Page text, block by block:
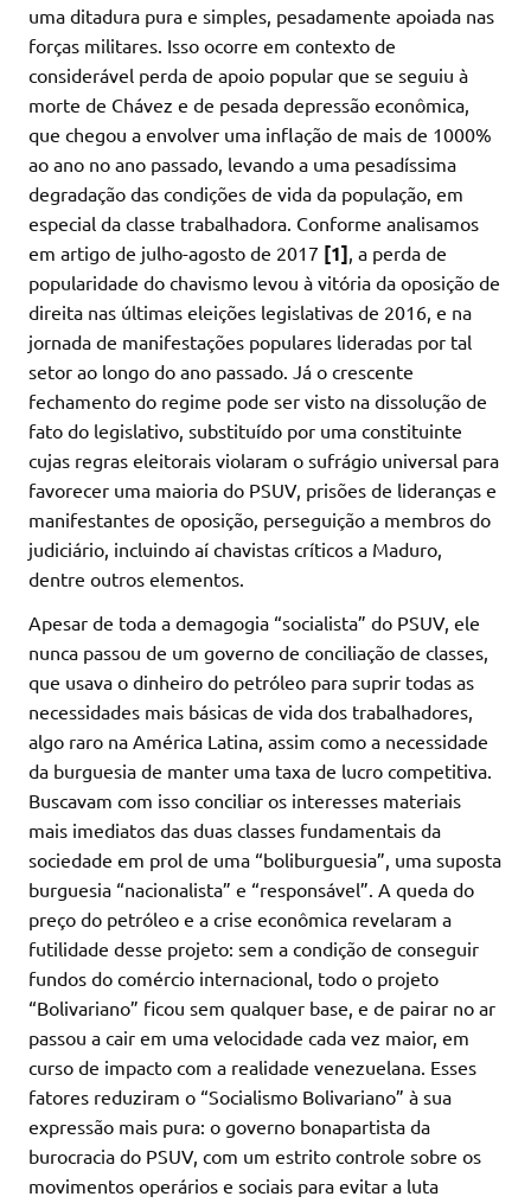
uma ditadura pura e simples, pesadamente apoiada nas
forças militares. Isso ocorre em contexto de
considerável perda de apoio popular que se seguiu à
morte de Chávez e de pesada depressão econômica,
que chegou a envolver uma inflação de mais de 1000%
ao ano no ano passado, levando a uma pesadíssima
degradação das condições de vida da população, em
especial da classe trabalhadora. Conforme analisamos
em artigo de julho-agosto de 2017 [1], a perda de
popularidade do chavismo levou à vitória da oposição de
direita nas últimas eleições legislativas de 2016, e na
jornada de manifestações populares lideradas por tal
setor ao longo do ano passado. Já o crescente
fechamento do regime pode ser visto na dissolução de
fato do legislativo, substituído por uma constituinte
cujas regras eleitorais violaram o sufrágio universal para
favorecer uma maioria do PSUV, prisões de lideranças e
manifestantes de oposição, perseguição a membros do
judiciário, incluindo aí chavistas críticos a Maduro,
dentre outros elementos.
Apesar de toda a demagogia “socialista” do PSUV, ele
nunca passou de um governo de conciliação de classes,
que usava o dinheiro do petróleo para suprir todas as
necessidades mais básicas de vida dos trabalhadores,
algo raro na América Latina, assim como a necessidade
da burguesia de manter uma taxa de lucro competitiva.
Buscavam com isso conciliar os interesses materiais
mais imediatos das duas classes fundamentais da
sociedade em prol de uma “boliburguesia”, uma suposta
burguesia “nacionalista” e “responsável”. A queda do
preço do petróleo e a crise econômica revelaram a
futilidade desse projeto: sem a condição de conseguir
fundos do comércio internacional, todo o projeto
“Bolivariano” ficou sem qualquer base, e de pairar no ar
passou a cair em uma velocidade cada vez maior, em
curso de impacto com a realidade venezuelana. Esses
fatores reduziram o “Socialismo Bolivariano” à sua
expressão mais pura: o governo bonapartista da
burocracia do PSUV, com um estrito controle sobre os
movimentos operários e sociais para evitar a luta